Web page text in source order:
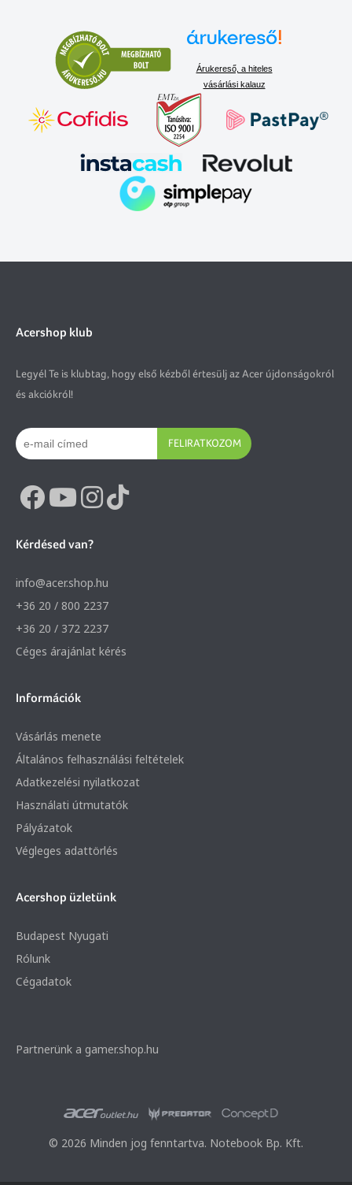
Árukereső, a hiteles
vásárlási kalauz
Acershop klub
Legyél Te is klubtag, hogy első kézből értesülj az Acer újdonságokról
és akciókról!
FELIRATKOZOM
Kérdésed van?
info@acer.shop.hu
+36 20 / 800 2237
+36 20 / 372 2237
Céges árajánlat kérés
Információk
Vásárlás menete
Általános felhasználási feltételek
Adatkezelési nyilatkozat
Használati útmutatók
Pályázatok
Végleges adattörlés
Acershop üzletünk
Budapest Nyugati
Rólunk
Cégadatok
Partnerünk a gamer.shop.hu
© 2026 Minden jog fenntartva. Notebook Bp. Kft.